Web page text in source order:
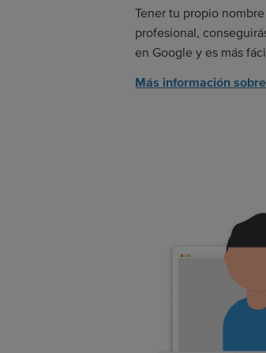
Tener tu propio
profesional,
en Google y es más
Más información